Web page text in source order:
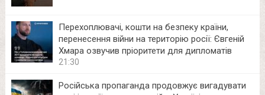
Перехоплювачі, кошти на безпеку країни,
перенесення війни на територію росії: Євгеній
Хмара озвучив пріоритети для дипломатів
21:30
Російська пропаганда продовжує вигадувати